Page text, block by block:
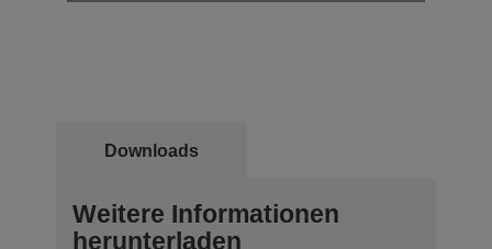
Downloads
Weitere Informationen
herunterladen